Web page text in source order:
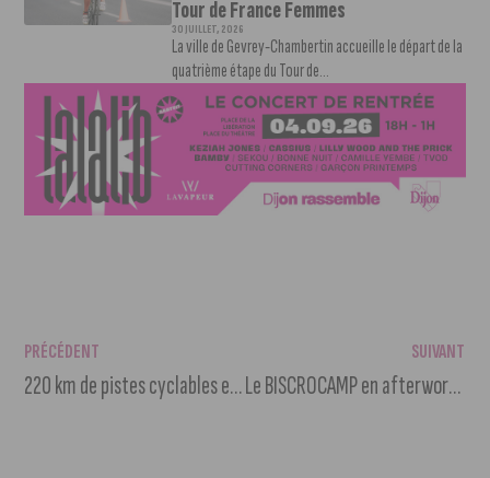
Tour de France Femmes
30 JUILLET, 2026
La ville de Gevrey-Chambertin accueille le départ de la
quatrième étape du Tour de...
PRÉCÉDENT
220 km de pistes cyclables et moins de voitures : le grand plan de Dijon métropole
SUIVANT
Le BISCROCAMP en afterwork à Valmy